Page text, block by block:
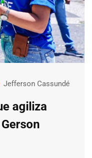
Jefferson Cassundé
agiliza